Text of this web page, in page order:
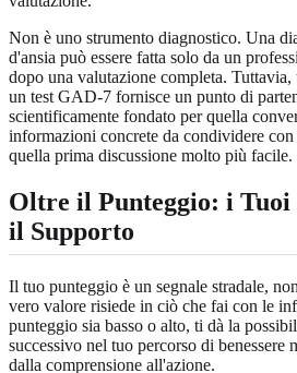
Non è uno strumento diagnostico. Una
d'ansia può essere fatta solo da un
dopo una valutazione completa.
un test GAD-7 fornisce un punto di
scientificamente fondato per quella
informazioni concrete da condividere
quella prima discussione molto più facile.
Oltre il Punteggio: i Tuoi
il Supporto
Il tuo punteggio è un segnale stradale,
vero valore risiede in ciò che fai con le
punteggio sia basso o alto, ti dà la
successivo nel tuo percorso di benessere
dalla comprensione all'azione.